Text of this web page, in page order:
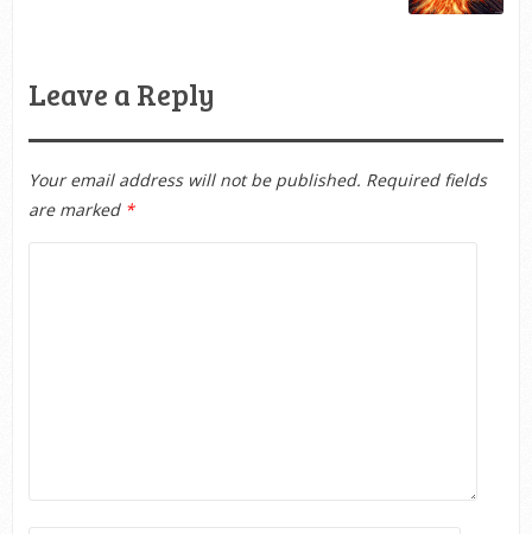
Leave a Reply
Your email address will not be published. Required fields
are marked *